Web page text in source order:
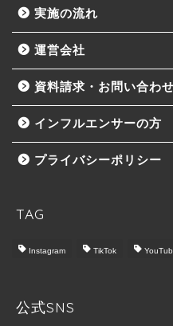
実施の流れ
運営会社
資料請求・お問い合わせ
インフルエンサーの方
プライバシーポリシー
TAG
Instagram TikTok
公式SNS